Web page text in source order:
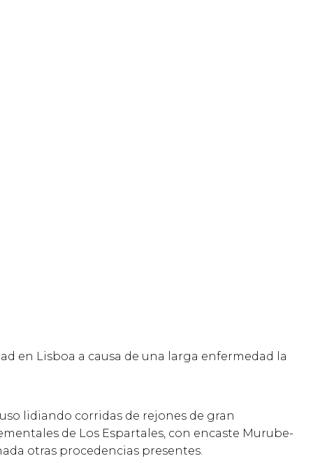
en Lisboa a causa de una larga enfermedad la
lidiando corridas de rejones de gran
de Los Espartales, con encaste Murube-
otras procedencias presentes.